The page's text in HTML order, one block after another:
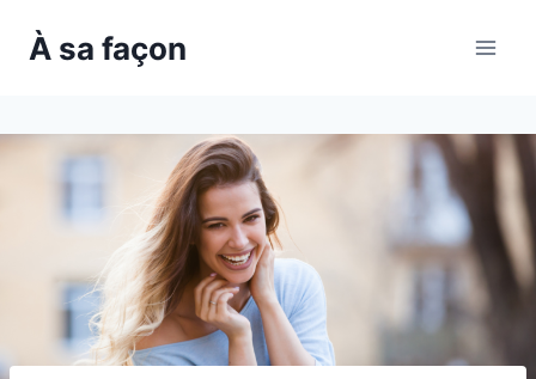
À sa façon